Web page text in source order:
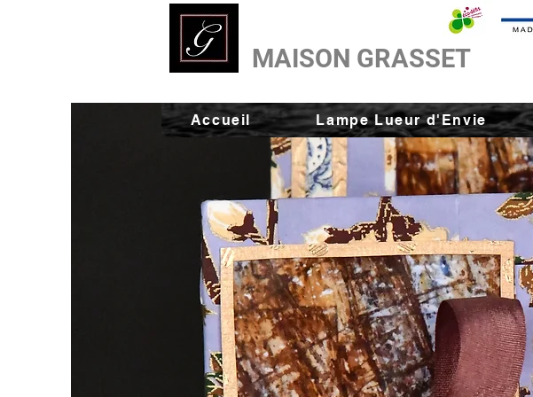
MAISON GRASSET
Accueil Lampe Lueur d'Envie